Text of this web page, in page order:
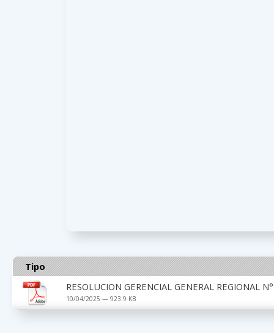
Tipo
RESOLUCION GERENCIAL GENERAL REGIONAL
10/04/2025 — 923.9 KB